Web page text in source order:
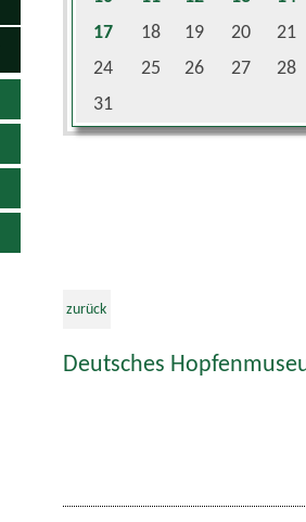
17
18 19 20 21
24
25 26 27 28
31
zurück
Deutsches